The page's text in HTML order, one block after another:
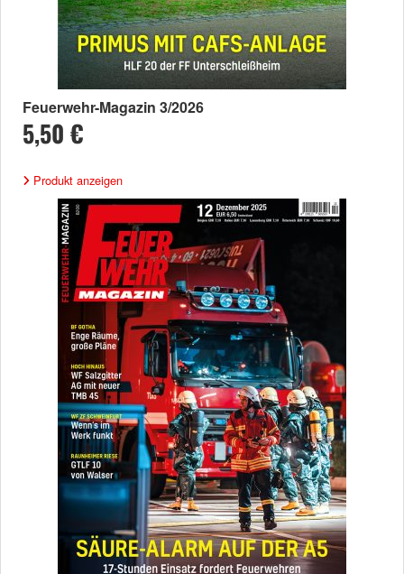
Feuerwehr-Magazin 3/2026
5,50 €
Produkt anzeigen